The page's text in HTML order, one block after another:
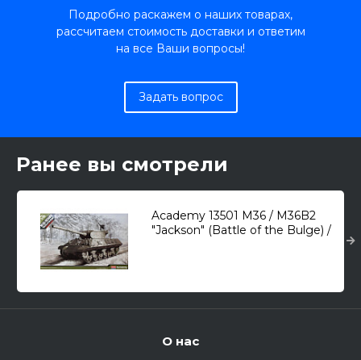
Подробно раскажем о наших товарах,
рассчитаем стоимость доставки и ответим
на все Ваши вопросы!
Задать вопрос
Ранее вы смотрели
Academy 13501 M36 / M36B2
"Jackson" (Battle of the Bulge) /
О нас